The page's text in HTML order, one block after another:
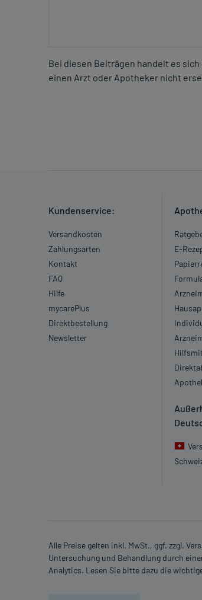
Bei diesen Beiträgen handelt es
einen Arzt oder Apotheker nicht
Kundenservice:
Versandkosten
Zahlungsarten
Kontakt
FAQ
Hilfe
mycarePlus
Direktbestellung
Newsletter
E-
Alle Preise gelten inkl. MwSt., ggf. zzgl.
Untersuchung und Behandlung durch
Analytics. Lesen Sie bitte dazu die